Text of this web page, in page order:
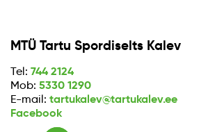
MTÜ Tartu Spordiselts Kalev
Tel: 744 2124
Mob: 5330 1290
E-mail: tartukalev@tartukalev.ee
Facebook